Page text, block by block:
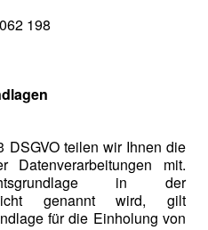
198
DSGVO teilen wir Ihnen die
Datenverarbeitungen mit.
in der
nicht genannt wird, gilt
für die Einholung von